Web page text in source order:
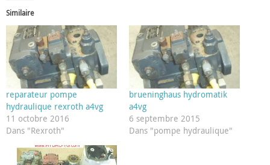
Similaire
reparateur pompe
hydraulique rexroth a4vg
11 octobre 2016
Dans "Rexroth"
brueninghaus hydromatik
a4vg
6 septembre 2015
Dans "pompe hydraulique"